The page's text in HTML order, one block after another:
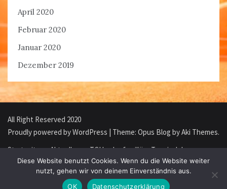
April 2020
Februar 2020
Januar 2020
Dezember 2019
All Right Reserved 2020
Proudly powered by WordPress
Theme: Opus Blog byAki Themes.
Startseite
Aktuelles TCH – der familiäre Tennisclub
Mitgliedschaft TCH Webshop Impressum/Datenschutz
Diese Website benutzt Cookies. Wenn du die Website weiter
nutzt, gehen wir von deinem Einverständnis aus.
OK
Datenschutzerklärung